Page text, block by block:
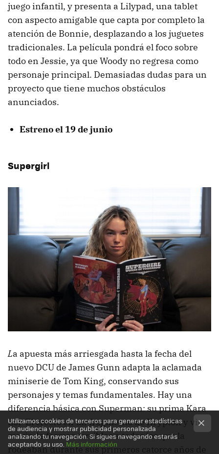
juego infantil, y presenta a Lilypad, una tablet
con aspecto amigable que capta por completo la
atención de Bonnie, desplazando a los juguetes
tradicionales. La película pondrá el foco sobre
todo en Jessie, ya que Woody no regresa como
personaje principal. Demasiadas dudas para un
proyecto que tiene muchos obstáculos
anunciados.
Estreno el 19 de junio
Supergirl
La apuesta más arriesgada hasta la fecha del
nuevo DCU de James Gunn adapta la aclamada
miniserie de Tom King, conservando sus
personajes y temas fundamentales. Hay una
diferencia básica con Superman: su prima Kara
Zor-El creció en un fragmento de Krypton y vio
morir de formas terribles a todos los que la
rodeaban durante sus primeros catorce años de
Utilizamos cookies de terceros para generar estadísticas
de audiencia y mostrar publicidad personalizada
analizando tu navegación. Si sigues navegando estarás
aceptando su uso. Más información